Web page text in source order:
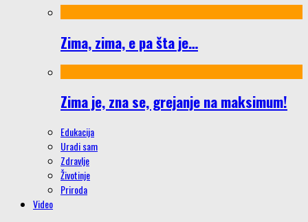
Zima, zima, e pa šta je…
Zima je, zna se, grejanje na maksimum!
Edukacija
Uradi sam
Zdravlje
Životinje
Priroda
Video